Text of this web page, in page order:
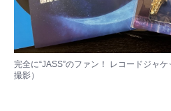
完全に“JASS”のファン！ レコードジャ
撮影）